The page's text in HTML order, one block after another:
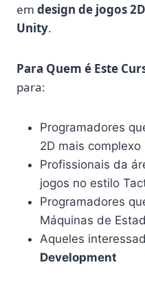
em design de jogos 2D
Unity.
Para Quem é Este
para:
Programadores
2D mais complexo
Profissionais da
jogos no estilo
Programadores
Máquinas de
Aqueles
Development